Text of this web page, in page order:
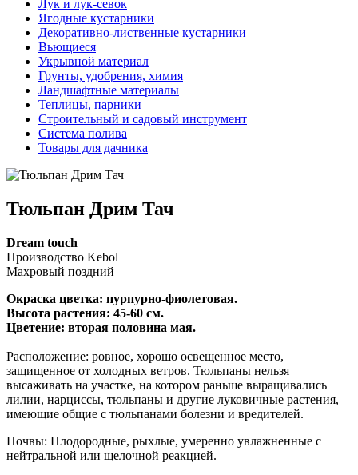
Лук и лук-севок
Ягодные кустарники
Декоративно-лиственные кустарники
Вьющиеся
Укрывной материал
Грунты, удобрения, химия
Ландшафтные материалы
Теплицы, парники
Строительный и садовый инструмент
Система полива
Товары для дачника
Тюльпан Дрим Тач
Dream touch
Производство Kebol
Махровый поздний
Окраска цветка: пурпурно-фиолетовая.
Высота растения: 45-60 см.
Цветение: вторая половина мая.
Расположение: ровное, хорошо освещенное место,
защищенное от холодных ветров. Тюльпаны нельзя
высаживать на участке, на котором раньше выращивались
лилии, нарциссы, тюльпаны и другие луковичные растения,
имеющие общие с тюльпанами болезни и вредителей.
Почвы: Плодородные, рыхлые, умеренно увлажненные с
нейтральной или щелочной реакцией.